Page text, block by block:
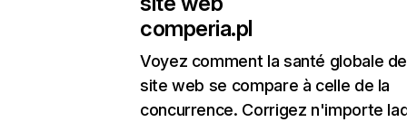
comperia.pl
Voyez comment la santé globale
site web se compare à celle de la
concurrence. Corrigez n'importe